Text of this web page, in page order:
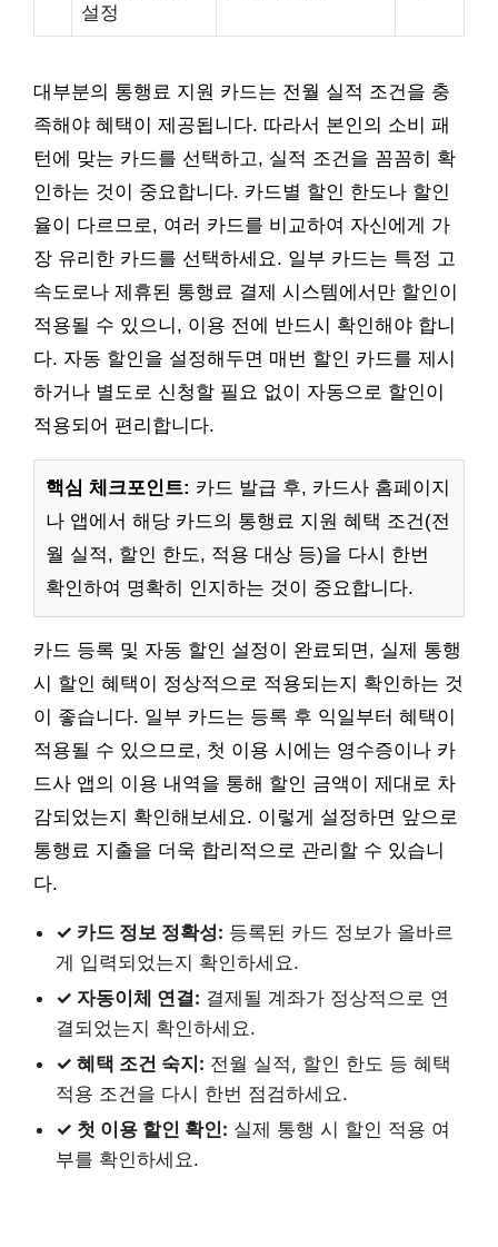
설정
대부분의 통행료 지원 카드는 전월 실적 조건을 충
족해야 혜택이 제공됩니다. 따라서 본인의 소비 패
턴에 맞는 카드를 선택하고, 실적 조건을 꼼꼼히 확
인하는 것이 중요합니다. 카드별 할인 한도나 할인
율이 다르므로, 여러 카드를 비교하여 자신에게 가
장 유리한 카드를 선택하세요. 일부 카드는 특정 고
속도로나 제휴된 통행료 결제 시스템에서만 할인이
적용될 수 있으니, 이용 전에 반드시 확인해야 합니
다. 자동 할인을 설정해두면 매번 할인 카드를 제시
하거나 별도로 신청할 필요 없이 자동으로 할인이
적용되어 편리합니다.
핵심 체크포인트: 카드 발급 후, 카드사 홈페이지
나 앱에서 해당 카드의 통행료 지원 혜택 조건(전
월 실적, 할인 한도, 적용 대상 등)을 다시 한번
확인하여 명확히 인지하는 것이 중요합니다.
카드 등록 및 자동 할인 설정이 완료되면, 실제 통행
시 할인 혜택이 정상적으로 적용되는지 확인하는 것
이 좋습니다. 일부 카드는 등록 후 익일부터 혜택이
적용될 수 있으므로, 첫 이용 시에는 영수증이나 카
드사 앱의 이용 내역을 통해 할인 금액이 제대로 차
감되었는지 확인해보세요. 이렇게 설정하면 앞으로
통행료 지출을 더욱 합리적으로 관리할 수 있습니
다.
✓ 카드 정보 정확성: 등록된 카드 정보가 올바르
게 입력되었는지 확인하세요.
✓ 자동이체 연결: 결제될 계좌가 정상적으로 연
결되었는지 확인하세요.
✓ 혜택 조건 숙지: 전월 실적, 할인 한도 등 혜택
적용 조건을 다시 한번 점검하세요.
✓ 첫 이용 할인 확인: 실제 통행 시 할인 적용 여
부를 확인하세요.